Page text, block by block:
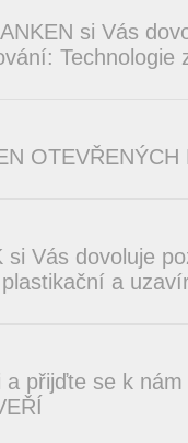
si Vás
Technologie
OTEVŘENÝCH
si Vás dovoluje
a
a přijďte se k